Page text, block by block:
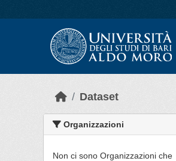
Dataset
Organizzazioni
Non ci sono Organizzazioni che